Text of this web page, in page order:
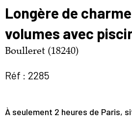
Longère de
volumes avec
Boulleret (18240)
Réf : 2285
À seulement 2 heures de Paris,